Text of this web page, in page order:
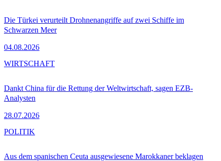
Die Türkei verurteilt Drohnenangriffe auf zwei Schiffe im
Schwarzen Meer
04.08.2026
Dankt China für die Rettung der Weltwirtschaft, sagen EZB-
Analysten
28.07.2026
WIRTSCHAFT
Aus dem spanischen Ceuta ausgewiesene Marokkaner beklagen
POLITIK